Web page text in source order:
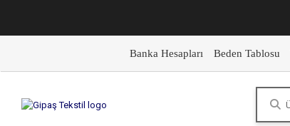
Banka Hesapları Beden Tablosu